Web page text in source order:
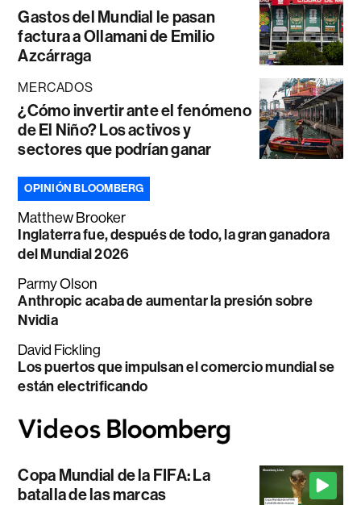
Gastos del Mundial le pasan
factura a Ollamani de Emilio
Azcárraga
MERCADOS
¿Cómo invertir ante el fenómeno
de El Niño? Los activos y
sectores que podrían ganar
OPINIÓN BLOOMBERG
Matthew Brooker
Inglaterra fue, después de todo, la gran ganadora
del Mundial 2026
Parmy Olson
Anthropic acaba de aumentar la presión sobre
Nvidia
David Fickling
Los puertos que impulsan el comercio mundial se
están electrificando
Copa Mundial de la FIFA: La
batalla de las marcas